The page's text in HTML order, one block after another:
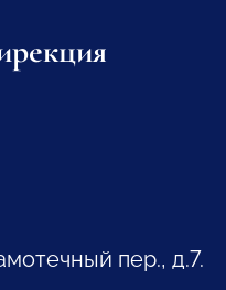
пер., д.7.